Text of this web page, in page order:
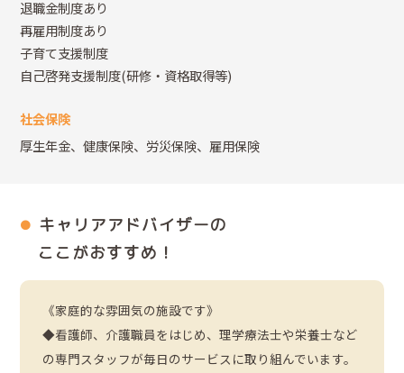
退職金制度あり
再雇用制度あり
子育て支援制度
自己啓発支援制度(研修・資格取得等)
社会保険
厚生年金、健康保険、労災保険、雇用保険
キャリアアドバイザーの
ここがおすすめ！
《家庭的な雰囲気の施設です》
◆看護師、介護職員をはじめ、理学療法士や栄養士など
の専門スタッフが毎日のサービスに取り組んでいます。